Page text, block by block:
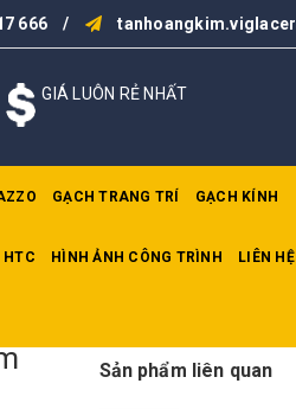
666 /
GIÁ LUÔN RẺ NHẤT
GẠCH TRANG TRÍ GẠCH KÍNH
HTC HÌNH ẢNH CÔNG TRÌNH LIÊN HỆ
Sản phẩm liên quan